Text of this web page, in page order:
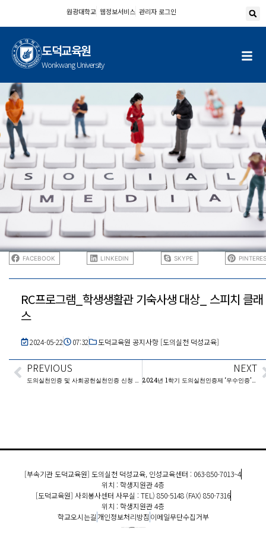
기
원광대학교 웹정보서비스 관리자 로그인
도덕교육원
Wonkwang University
FACEBOOK LINKEDIN SKYPE
RC프로그램_학생생활관 기숙사생 대상_ 스피치 클래
스
2024-05-22 07:32 도덕교육원 공지사항 [도의실천 덕성교육]
Prev
PREVIOUS
도의실천인증 및 사회공헌실천인증 신청 기간 안내
NEXT
2024년 1학기 도의실천인증제 ‘우수인증’ 신청자 면접 안내
[부속기관 도덕교육원] 도의실천 덕성교육, 인성교육센터 : 063-850-7013~4
위치 : 학생지원관 4층
[도덕교육원] 사회봉사센터 사무실 : TEL) 850-5148 (FAX) 850-7316
위치 : 학생지원관 4층
학교오시는길개인정보처리방침 이메일무단수집거부